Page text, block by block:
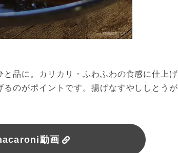
品に。カリカリ・ふわふわの食感に仕上げ
のがポイントです。揚げなすやししとうが
動画